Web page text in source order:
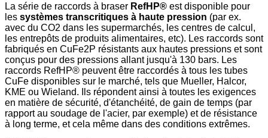
La série de raccords à braser RefHP® est disponible pour
les systèmes transcritiques à haute pression (par ex.
avec du CO2 dans les supermarchés, les centres de calcul,
les entrepôts de produits alimentaires, etc). Les raccords sont
fabriqués en CuFe2P résistants aux hautes pressions et sont
conçus pour des pressions allant jusqu'à 130 bars. Les
raccords RefHP® peuvent être raccordés à tous les tubes
CuFe disponibles sur le marché, tels que Mueller, Halcor,
KME ou Wieland. Ils répondent ainsi à toutes les exigences
en matière de sécurité, d'étanchéité, de gain de temps (par
rapport au soudage de l'acier, par exemple) et de résistance
à long terme, et cela même dans des conditions extrêmes.